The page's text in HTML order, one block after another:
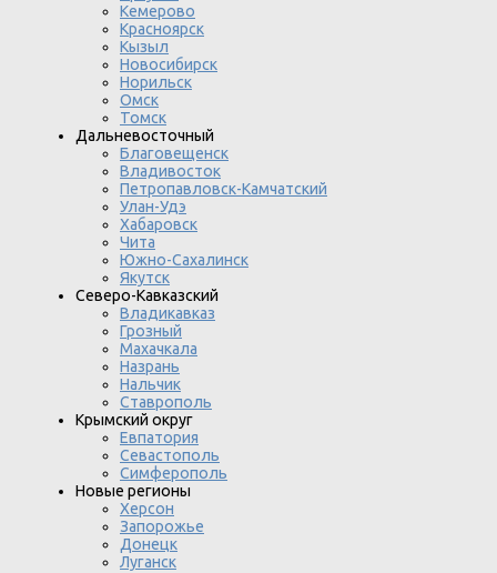
Кемерово
Красноярск
Кызыл
Новосибирск
Норильск
Омск
Томск
Дальневосточный
Благовещенск
Владивосток
Петропавловск-Камчатский
Улан-Удэ
Хабаровск
Чита
Южно-Сахалинск
Якутск
Северо-Кавказский
Владикавказ
Грозный
Махачкала
Назрань
Нальчик
Ставрополь
Крымский округ
Евпатория
Севастополь
Симферополь
Новые регионы
Херсон
Запорожье
Донецк
Луганск